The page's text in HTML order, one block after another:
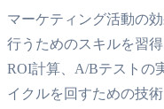
マーケティング活動の
行うためのスキルを習
ROI計算、A/Bテストの
イクルを回すための技術